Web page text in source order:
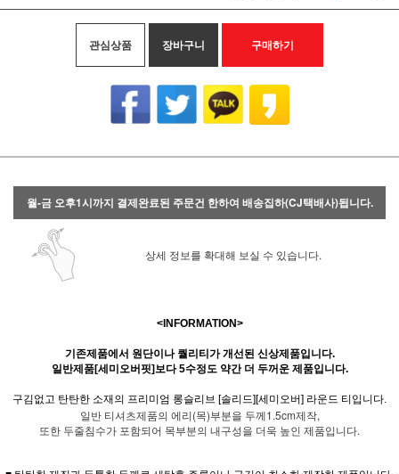
관심상품 장바구니 구매하기
월-금 오후1시까지 결제완료된 주문건 한하여 배송집하(CJ택배사)됩니다.
상세 정보를 확대해 보실 수 있습니다.
<INFORMATION>
기존제품에서 원단이나 퀄리티가 개선된 신상제품입니다.
일반제품[세미오버핏]보다 5수정도 약간 더 두꺼운 제품입니다.
구김없고 탄탄한 소재의 프리미엄 롱슬리브 [솔리드][세미오버] 라운드 티입니다.
일반 티셔츠제품의 에리(목)부분을 두께1.5cm제작,
또한 두줄침수가 포함되어 목부분의 내구성을 더욱 높인 제품입니다.